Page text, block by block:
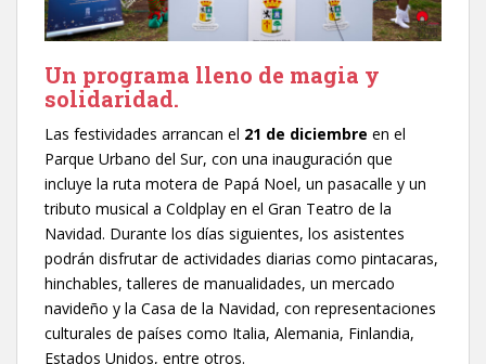
Un programa lleno de magia y
solidaridad.
Las festividades arrancan el 21 de diciembre en el
Parque Urbano del Sur, con una inauguración que
incluye la ruta motera de Papá Noel, un pasacalle y un
tributo musical a Coldplay en el Gran Teatro de la
Navidad. Durante los días siguientes, los asistentes
podrán disfrutar de actividades diarias como pintacaras,
hinchables, talleres de manualidades, un mercado
navideño y la Casa de la Navidad, con representaciones
culturales de países como Italia, Alemania, Finlandia,
Estados Unidos, entre otros.